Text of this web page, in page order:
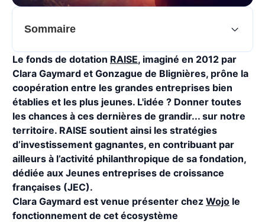
Sommaire
Le fonds de dotation RAISE, imaginé en 2012 par
Clara Gaymard et Gonzague de Blignières, prône la
coopération entre les grandes entreprises bien
établies et les plus jeunes. L'idée ? Donner toutes
les chances à ces dernières de grandir... sur notre
territoire. RAISE soutient ainsi les stratégies
d’investissement gagnantes, en contribuant par
ailleurs à l’activité philanthropique de sa fondation,
dédiée aux Jeunes entreprises de croissance
françaises (JEC).
Clara Gaymard est venue présenter chez Wojo le
fonctionnement de cet écosystème